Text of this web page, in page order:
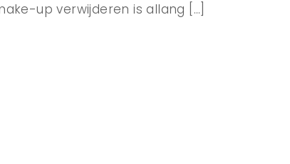
up verwijderen is allang […]